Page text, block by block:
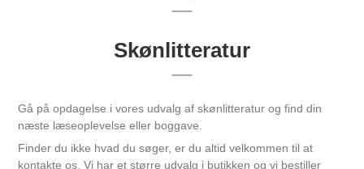
Skønlitteratur
Gå på opdagelse i vores udvalg af skønlitteratur og find din
næste læseoplevelse eller boggave.
Finder du ikke hvad du søger, er du altid velkommen til at
kontakte os. Vi har et større udvalg i butikken og vi bestiller